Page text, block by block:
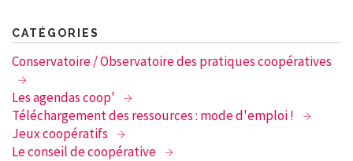
PRETS ET VENTES
RECHERCHER
CONTACT
CATÉGORIES
Conservatoire / Observatoire des pratiques coopératives
Les agendas coop'
Téléchargement des ressources : mode d'emploi !
Jeux coopératifs
Le conseil de coopérative